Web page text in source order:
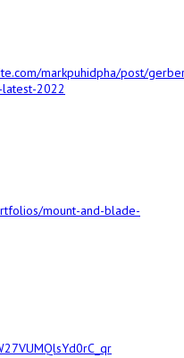
markpuhidpha/post/
2022
mount-and-blade-